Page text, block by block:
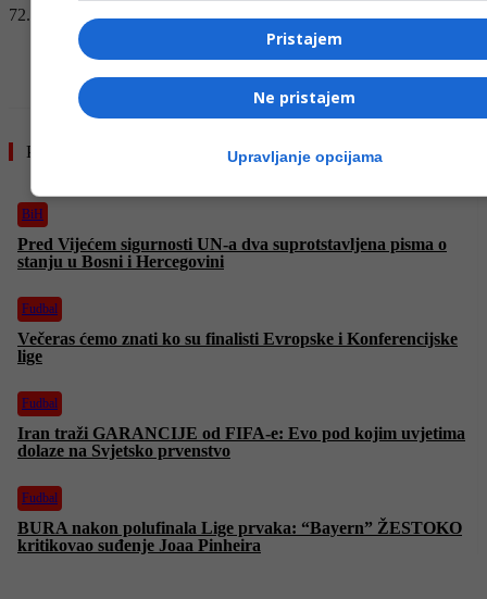
72.500 Palestinaca, uglavnom žena i djece.
- OGLAS -
Pročitajte još
BiH
Pred Vijećem sigurnosti UN-a dva suprotstavljena pisma o
stanju u Bosni i Hercegovini
Fudbal
Večeras ćemo znati ko su finalisti Evropske i Konferencijske
lige
Fudbal
Iran traži GARANCIJE od FIFA-e: Evo pod kojim uvjetima
dolaze na Svjetsko prvenstvo
Fudbal
BURA nakon polufinala Lige prvaka: “Bayern” ŽESTOKO
kritikovao suđenje Joaa Pinheira
Pristajem
Ne pristajem
Upravljanje opcijama